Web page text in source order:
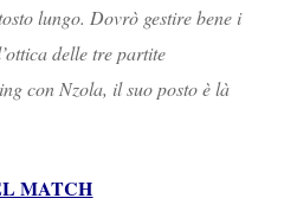
lungo. Dovrò gestire bene i
delle tre partite
con Nzola, il suo posto è là
MATCH